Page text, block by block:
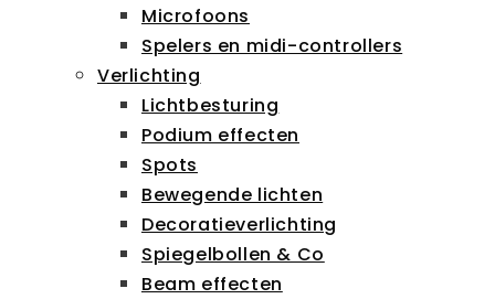
Microfoons
Spelers en midi-controllers
Verlichting
Lichtbesturing
Podium effecten
Spots
Bewegende lichten
Decoratieverlichting
Spiegelbollen & Co
Beam effecten